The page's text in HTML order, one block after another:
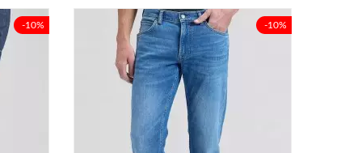
-10% -10%